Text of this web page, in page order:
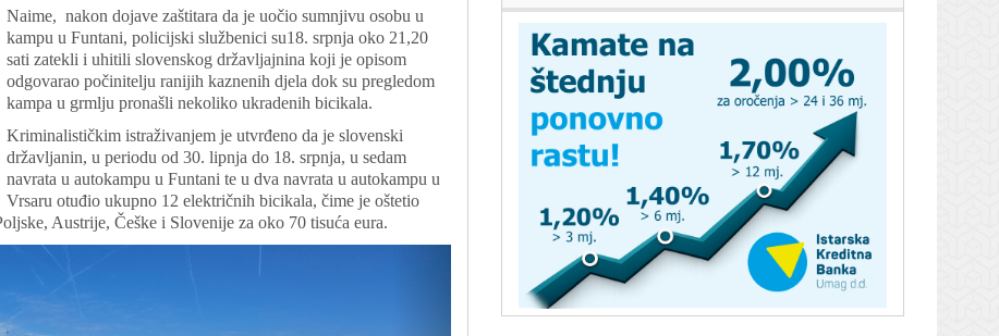
Naime, nakon dojave zaštitara da je uočio sumnjivu osobu u
kampu u Funtani, policijski službenici su18. srpnja oko 21,20
sati zatekli i uhitili slovenskog državljajnina koji je opisom
odgovarao počinitelju ranijih kaznenih djela dok su pregledom
kampa u grmlju pronašli nekoliko ukradenih bicikala.
Kriminalističkim istraživanjem je utvrđeno da je slovenski
državljanin, u periodu od 30. lipnja do 18. srpnja, u sedam
navrata u autokampu u Funtani te u dva navrata u autokampu u
Vrsaru otuđio ukupno 12 električnih bicikala, čime je oštetio
Austrije, Češke i Slovenije za oko 70 tisuća eura.